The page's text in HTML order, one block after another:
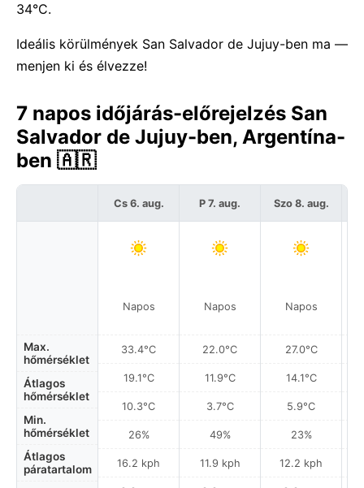
34°C.
Ideális körülmények San Salvador de Jujuy-ben ma —
menjen ki és élvezze!
7 napos időjárás-előrejelzés San
Salvador de Jujuy-ben, Argentína-
ben 🇦🇷
Max.
hőmérséklet
Átlagos
hőmérséklet
Min.
hőmérséklet
Átlagos
páratartalom
Cs 6. aug.
Napos
33.4°C
19.1°C
10.3°C
26%
16.2 kph
P 7. aug.
Napos
22.0°C
11.9°C
3.7°C
49%
11.9 kph
Szo 8. aug.
Napos
27.0°C
14.1°C
5.9°C
23%
12.2 kph